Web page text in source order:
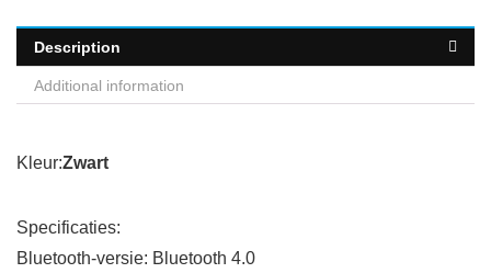
Description
Additional information
Kleur:Zwart
Specificaties:
Bluetooth-versie: Bluetooth 4.0